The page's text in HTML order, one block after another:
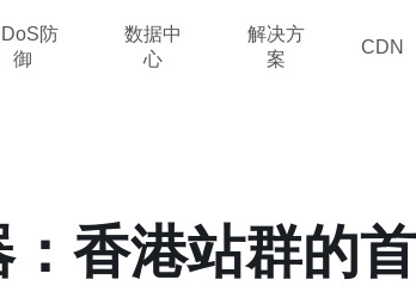
防
御
数据中
心
解决方
案
CDN
香港站群的